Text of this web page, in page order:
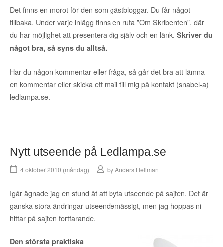
Det finns en morot för den som gästbloggar. Du får något
tillbaka. Under varje inlägg finns en ruta ”Om Skribenten”, där
du har möjlighet att presentera dig själv och en länk. Skriver du
något bra, så syns du alltså.
Har du någon kommentar eller fråga, så går det bra att lämna
en kommentar eller skicka ett mail till mig på kontakt (snabel-a)
ledlampa.se.
Nytt utseende på Ledlampa.se
4 oktober 2010 (måndag) byAnders Hellman
Igår ägnade jag en stund åt att byta utseende på sajten. Det är
ganska stora ändringar utseendemässigt, men jag hoppas ni
hittar på sajten fortfarande.
Den största praktiska